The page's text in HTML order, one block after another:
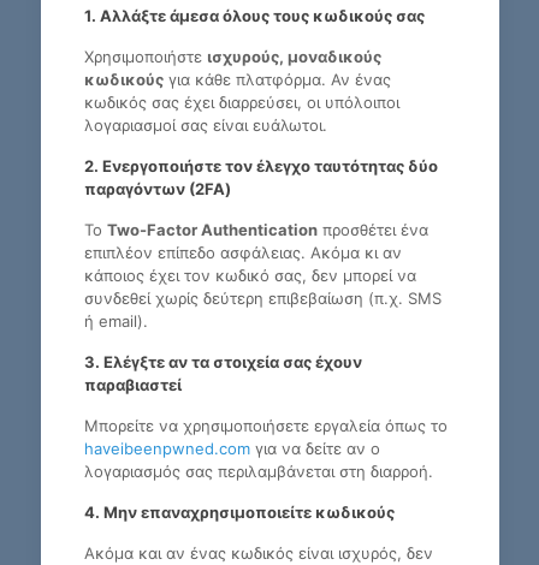
1. Αλλάξτε άμεσα όλους τους κωδικούς σας
Χρησιμοποιήστε ισχυρούς, μοναδικούς
κωδικούςγια κάθε πλατφόρμα. Αν ένας
κωδικός σας έχει διαρρεύσει, οι υπόλοιποι
λογαριασμοί σας είναι ευάλωτοι.
2. Ενεργοποιήστε τον έλεγχο ταυτότητας δύο
παραγόντων (2FA)
Το Two-Factor Authenticationπροσθέτει ένα
επιπλέον επίπεδο ασφάλειας. Ακόμα κι αν
κάποιος έχει τον κωδικό σας, δεν μπορεί να
συνδεθεί χωρίς δεύτερη επιβεβαίωση (π.χ. SMS
ή email).
3. Ελέγξτε αν τα στοιχεία σας έχουν
παραβιαστεί
Μπορείτε να χρησιμοποιήσετε εργαλεία όπως το
haveibeenpwned.comγια να δείτε αν ο
λογαριασμός σας περιλαμβάνεται στη διαρροή.
4. Μην επαναχρησιμοποιείτε κωδικούς
Ακόμα και αν ένας κωδικός είναι ισχυρός, δεν